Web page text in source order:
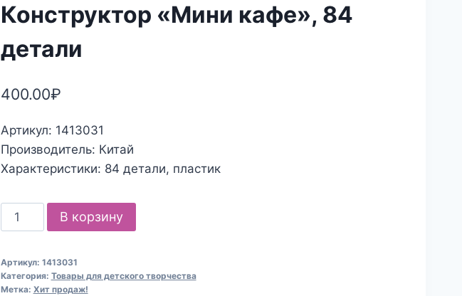
Конструктор «Мини кафе», 84
детали
400.00₽
Артикул: 1413031
Производитель: Китай
Характеристики: 84 детали, пластик
Количество
товара
"Мини
кафе",
В корзину
Артикул: 1413031
Категория: Товары для детского творчества
Метка: Хит продаж!